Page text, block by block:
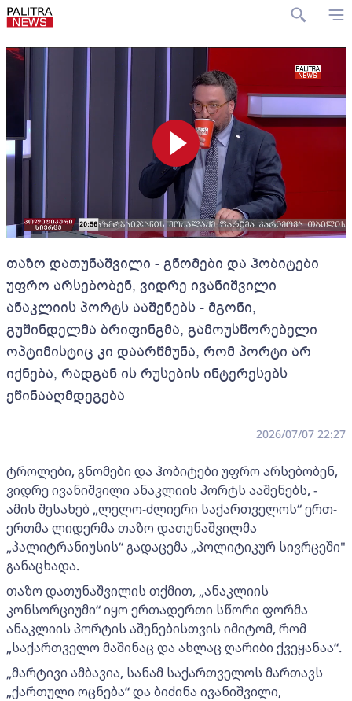
თაზო დათუნაშვილი - გნომები და ჰობიტები
უფრო არსებობენ, ვიდრე ივანიშვილი
ანაკლიის პორტს ააშენებს - მგონი,
გუშინდელმა ბრიფინგმა, გამოუსწორებელი
ოპტიმისტიც კი დაარწმუნა, რომ პორტი არ
იქნება, რადგან ის რუსების ინტერესებს
ეწინააღმდეგება
2026/07/07 22:27
ტროლები, გნომები და ჰობიტები უფრო არსებობენ,
ვიდრე ივანიშვილი ანაკლიის პორტს ააშენებს, -
ამის შესახებ „ლელო-ძლიერი საქართველოს“ ერთ-
ერთმა ლიდერმა თაზო დათუნაშვილმა
„პალიტრანიუსის“ გადაცემა „პოლიტიკურ სივრცეში"
განაცხადა.
თაზო დათუნაშვილის თქმით, „ანაკლიის
კონსორციუმი“ იყო ერთადერთი სწორი ფორმა
ანაკლიის პორტის აშენებისთვის იმიტომ, რომ
„საქართველო მაშინაც და ახლაც ღარიბი ქვეყანაა“.
„მარტივი ამბავია, სანამ საქართველოს მართავს
„ქართული ოცნება“ და ბიძინა ივანიშვილი,